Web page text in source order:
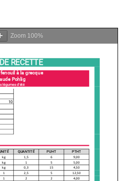
Zoom 100%